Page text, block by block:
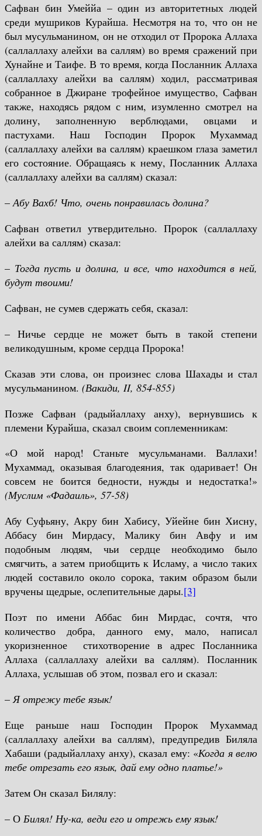
Сафван бин Умеййа – один из авторитетных людей
среди мушриков Курайша. Несмотря на то, что он не
был мусульманином, он не отходил от Пророка Аллаха
(саллаллаху алейхи ва саллям) во время сражений при
Хунайне и Таифе. В то время, когда Посланник Аллаха
(саллаллаху алейхи ва саллям) ходил, рассматривая
собранное в Джиране трофейное имущество, Сафван
также, находясь рядом с ним, изумленно смотрел на
долину, заполненную верблюдами, овцами и
пастухами. Наш Господин Пророк Мухаммад
(саллаллаху алейхи ва саллям) краешком глаза заметил
его состояние. Обращаясь к нему, Посланник Аллаха
(саллаллаху алейхи ва саллям) сказал:
–Абу Вахб! Что, очень понравилась долина?
Сафван ответил утвердительно. Пророк (саллаллаху
алейхи ва саллям) сказал:
– Тогда пусть и долина, и все, что находится в ней,
будут твоими!
Сафван, не сумев сдержать себя, сказал:
– Ничье сердце не может быть в такой степени
великодушным, кроме сердца Пророка!
Сказав эти слова, он произнес слова Шахады и стал
мусульманином. (Вакиди, II, 854-855)
Позже Сафван (радыйаллаху анху), вернувшись к
племени Курайша, сказал своим соплеменникам:
«О мой народ! Станьте мусульманами. Валлахи!
Мухаммад, оказывая благодеяния, так одаривает! Он
совсем не боится бедности, нужды и недостатка!»
(Муслим «Фадаиль», 57-58)
Абу Суфьяну, Акру бин Хабису, Уйейне бин Хисну,
Аббасу бин Мирдасу, Малику бин Авфу и им
подобным людям, чьи сердце необходимо было
смягчить, а затем приобщить к Исламу, а число таких
людей составило около сорока, таким образом были
вручены щедрые, ослепительные дары.[3]
Поэт по имени Аббас бин Мирдас, сочтя, что
количество добра, данного ему, мало, написал
укоризненное стихотворение в адрес Посланника
Аллаха (саллаллаху алейхи ва саллям). Посланник
Аллаха, услышав об этом, позвал его и сказал:
–Я отрежу тебе язык!
Еще раньше наш Господин Пророк Мухаммад
(саллаллаху алейхи ва саллям), предупредив Биляла
Хабаши (радыйаллаху анху), сказал ему: «Когда я велю
тебе отрезать его язык, дай ему одно платье!»
Затем Он сказал Билялу:
– О Билял! Ну-ка, веди его и отрежь ему язык!